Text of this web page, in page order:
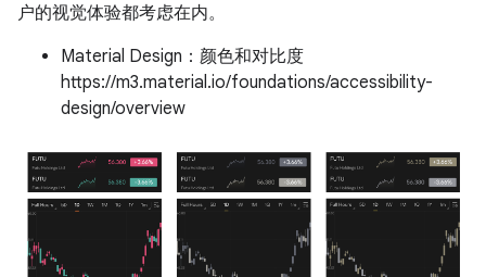
户的视觉体验都考虑在内。
Material Design：颜色和对比度
https://m3.material.io/foundations/accessibility-
design/overview